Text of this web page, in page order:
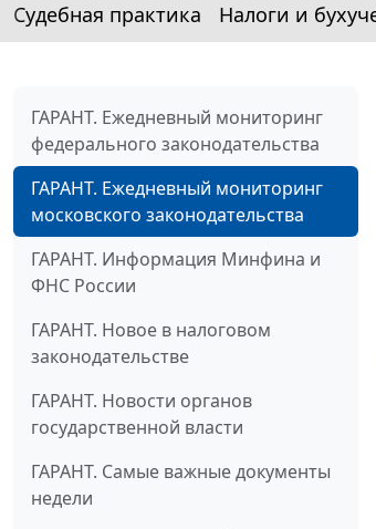
Судебная практика Налоги и
ГАРАНТ. Ежедневный мониторинг
федерального законодательства
ГАРАНТ. Ежедневный мониторинг
московского законодательства
ГАРАНТ. Информация Минфина и
ФНС России
ГАРАНТ. Новое в налоговом
законодательстве
ГАРАНТ. Новости органов
государственной власти
ГАРАНТ. Самые важные документы
недели